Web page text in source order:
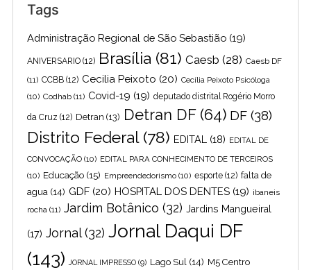
Tags
Administração Regional de São Sebastião (19)
ANIVERSARIO (12) Brasília (81) Caesb (28) Caesb DF
(11) CCBB (12) Cecilia Peixoto (20) Cecília Peixoto Psicóloga
(10) Codhab (11) Covid-19 (19) deputado distrital Rogério Morro
da Cruz (12) Detran (13) Detran DF(64) DF (38)
Distrito Federal(78) EDITAL (18) EDITAL DE
CONVOCAÇÃO (10) EDITAL PARA CONHECIMENTO DE TERCEIROS
(10) Educação (15) Empreendedorismo (10) esporte (12) falta de
agua (14) GDF (20) HOSPITAL DOS DENTES (19) ibaneis
rocha (11) Jardim Botânico (32) Jardins Mangueiral
(17) Jornal(32) Jornal Daqui DF
(143)
JORNAL IMPRESSO (9) Lago Sul (14) M5 Centro